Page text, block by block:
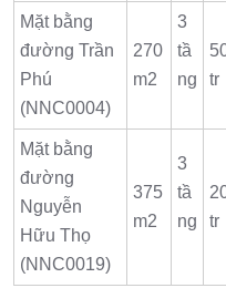
Mặt bằng
đường Trần
Phú
(NNC0004)
270
m2
3
tầ
ng
tr
Mặt bằng
đường
Nguyễn
Hữu Thọ
(NNC0019)
375
m2
3
tầ
ng
tr